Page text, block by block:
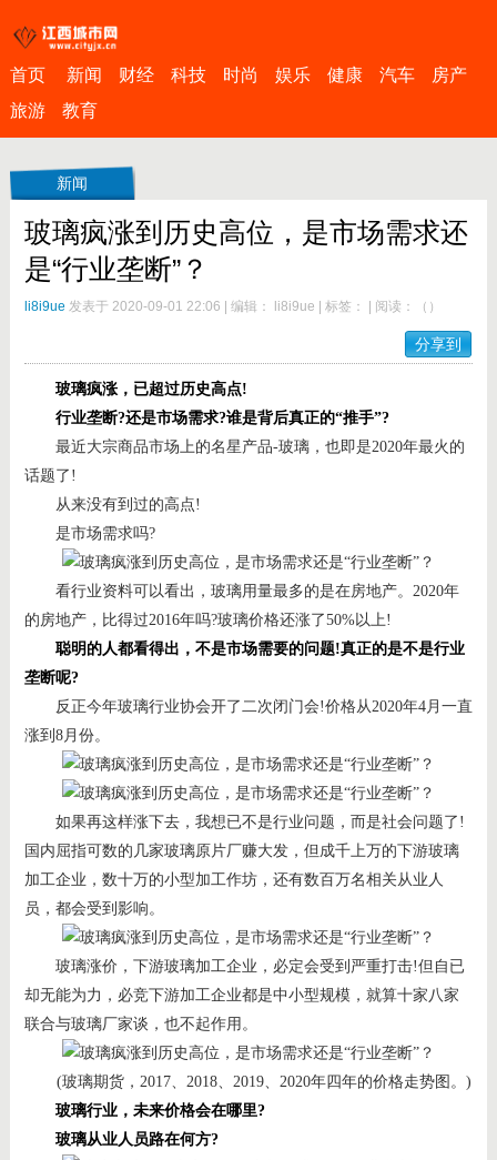
首页 新闻 财经 科技 时尚 娱乐 健康 汽车
房产
旅游
教育
新闻
玻璃疯涨到历史高位，是市场需求还
是“行业垄断”？
li8i9ue 发表于 2020-09-01 22:06 编辑： li8i9ue 标签： 阅读： （ ）
分享到
玻璃疯涨，已超过历史高点!
行业垄断?还是市场需求?谁是背后真正的“推手”?
最近大宗商品市场上的名星产品-玻璃，也即是2020年最火的
话题了!
从来没有到过的高点!
是市场需求吗?
看行业资料可以看出，玻璃用量最多的是在房地产。2020年
的房地产，比得过2016年吗?玻璃价格还涨了50%以上!
聪明的人都看得出，不是市场需要的问题!真正的是不是行业
垄断呢?
反正今年玻璃行业协会开了二次闭门会!价格从2020年4月一直
涨到8月份。
如果再这样涨下去，我想已不是行业问题，而是社会问题了!
国内屈指可数的几家玻璃原片厂赚大发，但成千上万的下游玻璃
加工企业，数十万的小型加工作坊，还有数百万名相关从业人
员，都会受到影响。
玻璃涨价，下游玻璃加工企业，必定会受到严重打击!但自已
却无能为力，必竞下游加工企业都是中小型规模，就算十家八家
联合与玻璃厂家谈，也不起作用。
(玻璃期货，2017、2018、2019、2020年四年的价格走势图。)
玻璃行业，未来价格会在哪里?
玻璃从业人员路在何方?